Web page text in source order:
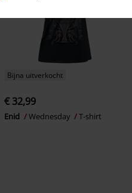
Bijna uitverkocht
€ 32,99
Enid Wednesday T-shirt